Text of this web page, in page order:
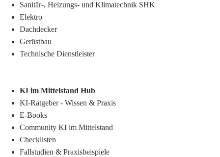
Sanitär-, Heizungs- und Klimatechnik SHK
Elektro
Dachdecker
Gerüstbau
Technische Dienstleister
KI im Mittelstand Hub
KI-Ratgeber - Wissen & Praxis
E-Books
Community KI im Mittelstand
Checklisten
Fallstudien & Praxisbeispiele